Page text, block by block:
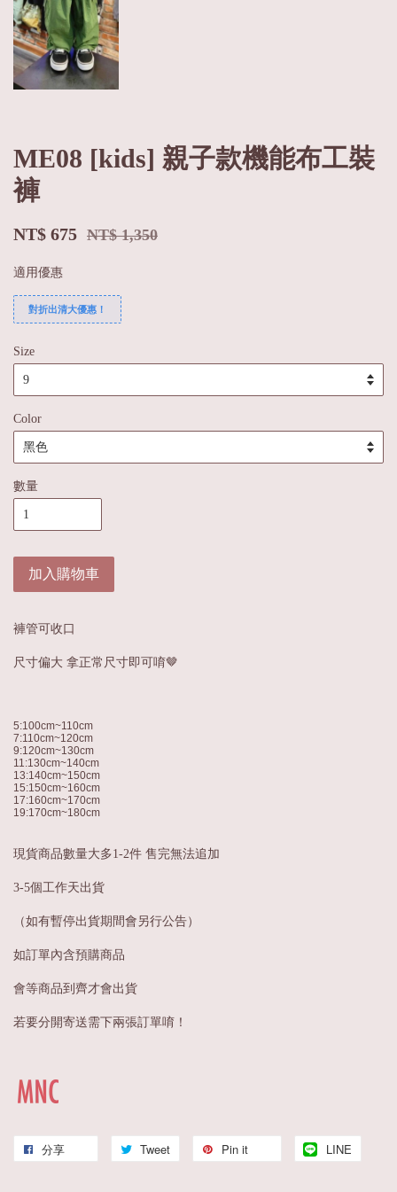
ME08 [kids] 親子款機能布工裝
褲
NT$ 675 NT$ 1,350
適用優惠
對折出清大優惠！
Size
Color
數量
加入購物車
褲管可收口
尺寸偏大 拿正常尺寸即可唷🤎
5:100cm~110cm
7:110cm~120cm
9:120cm~130cm
11:130cm~140cm
13:140cm~150cm
15:150cm~160cm
17:160cm~170cm
19:170cm~180cm
現貨商品數量大多1-2件 售完無法追加
3-5個工作天出貨
（如有暫停出貨期間會另行公告）
如訂單內含預購商品
會等商品到齊才會出貨
若要分開寄送需下兩張訂單唷！
分享 Tweet Pin it LINE